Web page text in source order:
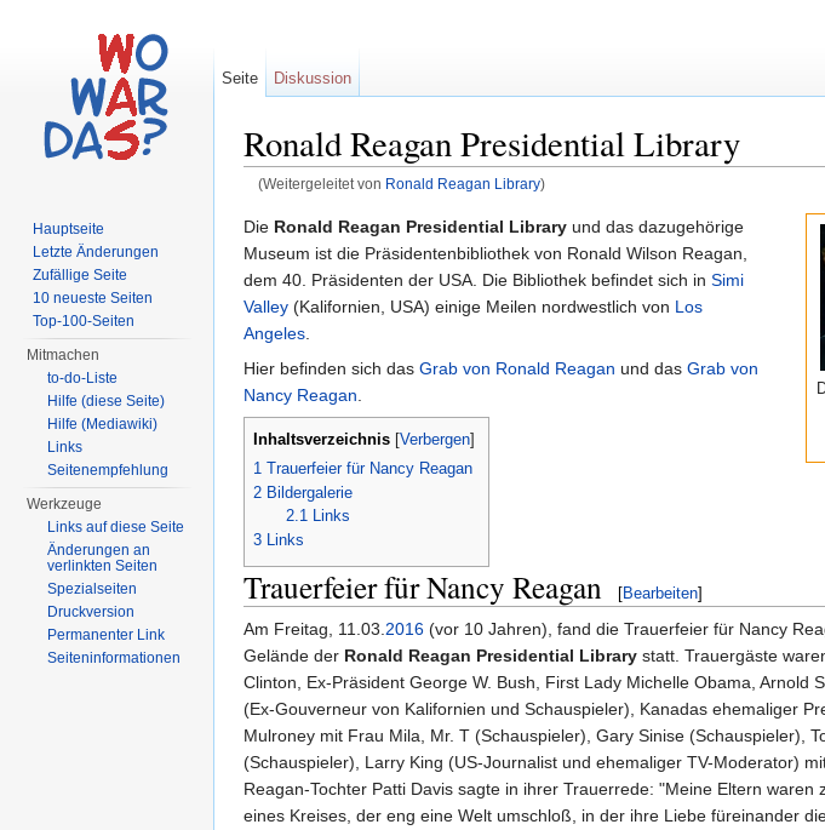
Ronald Reagan Presidential Library
(Weitergeleitet von Ronald Reagan Library)
Die Ronald Reagan Presidential Library und das dazugehörige
Museum ist die Präsidentenbibliothek von Ronald Wilson Reagan,
dem 40. Präsidenten der USA. Die Bibliothek befindet sich in Simi
Valley (Kalifornien, USA) einige Meilen nordwestlich von Los
Angeles
Hier befinden sich das Grab von Ronald Reagan und das Grab von
Nancy Reagan
Inhaltsverzeichnis [Verbergen]
1 Trauerfeier für Nancy Reagan
2 Bildergalerie
2.1
Links
3 Links
Trauerfeier für Nancy Reagan [Bearbeiten]
Am Freitag, 11.03. 2016 (vor 10 Jahren), fand die Trauerfeier für Nancy
Gelände der Ronald Reagan Presidential Library statt. Trauergäste
Clinton, Ex-Präsident George W. Bush, First Lady Michelle Obama, Arnold
(Ex-Gouverneur von Kalifornien und Schauspieler), Kanadas ehemaliger
Mulroney mit Frau Mila, Mr. T (Schauspieler), Gary Sinise (Schauspieler),
(Schauspieler), Larry King (US-Journalist und ehemaliger TV-Moderator)
Reagan-Tochter Patti Davis sagte in ihrer Trauerrede: "Meine Eltern waren
eines Kreises, der eng eine Welt umschloß, in der ihre Liebe füreinander
Seite Diskussion
Hauptseite
Letzte Änderungen
Zufällige Seite
10 neueste Seiten
Top-100-Seiten
Mitmachen
to-do-Liste
Hilfe (diese Seite)
Hilfe (Mediawiki)
Links
Seitenempfehlung
Werkzeuge
Links auf diese Seite
Änderungen an
verlinkten Seiten
Spezialseiten
Druckversion
Permanenter Link
Seiteninformationen